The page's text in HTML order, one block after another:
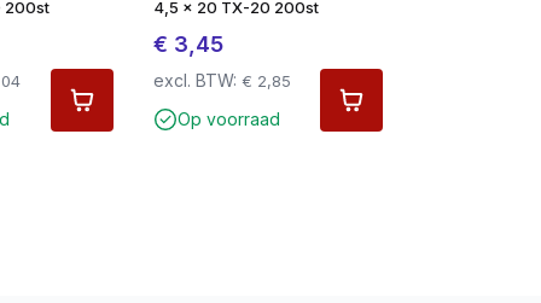
200st 4,5 x 20 TX-20 200st
€ 3,45
excl. BTW: € 2,85
Op voorraad